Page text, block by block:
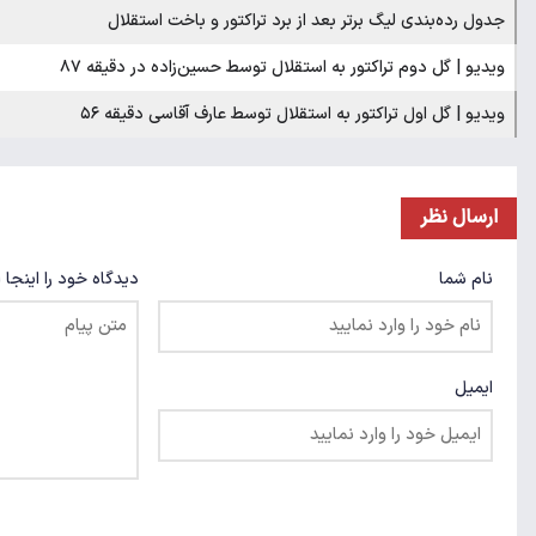
جدول رده‌بندی لیگ برتر بعد از برد تراکتور و باخت استقلال
ویدیو | گل دوم تراکتور به استقلال توسط حسین‌زاده در دقیقه ۸۷
ویدیو | گل اول تراکتور به استقلال توسط عارف آقاسی دقیقه ۵۶
ارسال نظر
نام شما
ایمیل
دیدگاه خود را